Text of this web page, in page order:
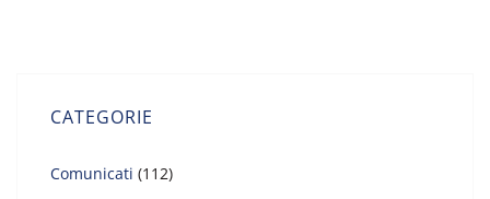
CATEGORIE
Comunicati (112)